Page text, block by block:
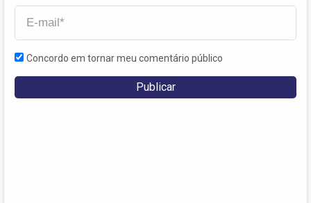
Concordo em tornar meu comentário público